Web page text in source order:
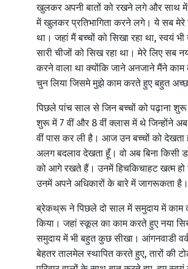
खुलकर अपनी बातों को रखने लगे और साथ में
में खुलकर प्रतिभागिता करने लगे। ये सब मेरे
था। जहां मैं बच्चों को सिखा रहा था, स्वयं
सारी चीजों को सिख रहा था। मेरे लिए सब
करने वाला था क्योंकि जाने अनजाने मैंने काम
चुन लिया जिसमे मुझे काम करते हुए बहुत
पिछले पांच साल से जिन बच्चों को पढ़ाना शुरू
शुरू में 7 वीं और 8 वीं क्लास में थे जिन्होंने
वीं पास कर ली है। आज उन बच्चों को देखता
अलग बदलाव देखता हूँ। वो अब बिना किसी
को आगे रखते हैं। उनमें हिचकिचाहट खत्म हो
उनमें अपने अधिकारों के बारे में जागरूकता है।
ब्रेकथ्रू ने पिछले दो साल में समुदाय में काम
किया। जहां स्कूल का काम करते हुए नया
समुदाय में भी बहुत कुछ सीखा। आंगनवाडी
बेहतर तालमेल स्थापित करते हुए, तारों की